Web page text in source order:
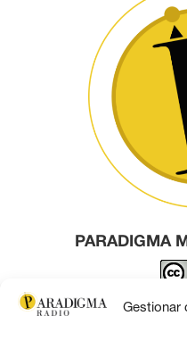
Gestionar
PARADIGMA
Este obra está bajo una